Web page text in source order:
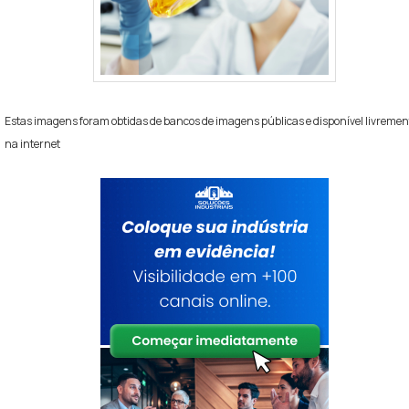
envio para análise, reduzindo risco de
indisponibilidade do veículo.
Documentos necessários: nota fiscal, foto do lote,
Garantia: validade, cobertura por lote e processo de
ressarcimento
Para agilizar atendimento, envie código do lote e fotos
do frasco ao primeiro contato; acelera a análise técnica
Siga o protocolo da nossa central, use os canais de
contato indicados e consulte informacao antes de
aplicar; fale conosco para receber ajuda rápida e
Estas imagens foram obtidas de bancos de imagens públicas e disponível
na internet